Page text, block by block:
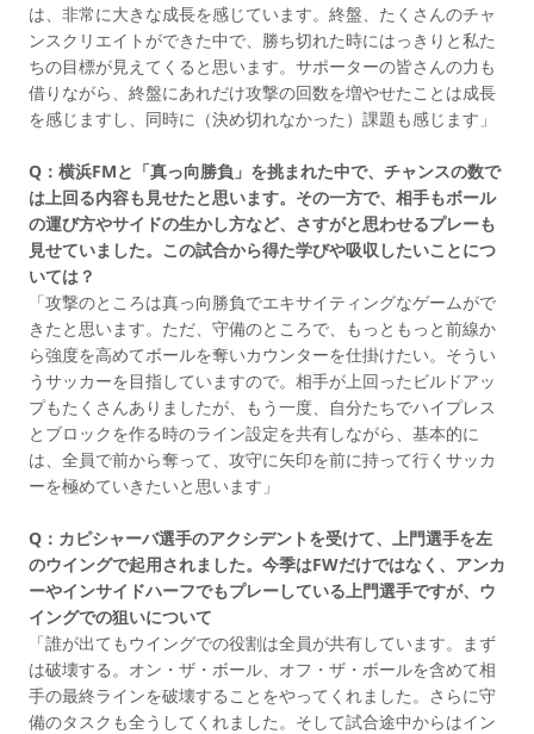
は、非常に大きな成長を感じています。終盤、たくさんのチャ
ンスクリエイトができた中で、勝ち切れた時にはっきりと私た
ちの目標が見えてくると思います。サポーターの皆さんの力も
借りながら、終盤にあれだけ攻撃の回数を増やせたことは成長
を感じますし、同時に（決め切れなかった）課題も感じます」
Q：横浜FMと「真っ向勝負」を挑まれた中で、チャンスの数で
は上回る内容も見せたと思います。その一方で、相手もボール
の運び方やサイドの生かし方など、さすがと思わせるプレーも
見せていました。この試合から得た学びや吸収したいことにつ
いては？
「攻撃のところは真っ向勝負でエキサイティングなゲームがで
きたと思います。ただ、守備のところで、もっともっと前線か
ら強度を高めてボールを奪いカウンターを仕掛けたい。そうい
うサッカーを目指していますので。相手が上回ったビルドアッ
プもたくさんありましたが、もう一度、自分たちでハイプレス
とブロックを作る時のライン設定を共有しながら、基本的に
は、全員で前から奪って、攻守に矢印を前に持って行くサッカ
ーを極めていきたいと思います」
Q：カピシャーバ選手のアクシデントを受けて、上門選手を左
のウイングで起用されました。今季はFWだけではなく、アンカ
ーやインサイドハーフでもプレーしている上門選手ですが、ウ
イングでの狙いについて
「誰が出てもウイングでの役割は全員が共有しています。まず
は破壊する。オン・ザ・ボール、オフ・ザ・ボールを含めて相
手の最終ラインを破壊することをやってくれました。さらに守
備のタスクも全うしてくれました。そして試合途中からはイン